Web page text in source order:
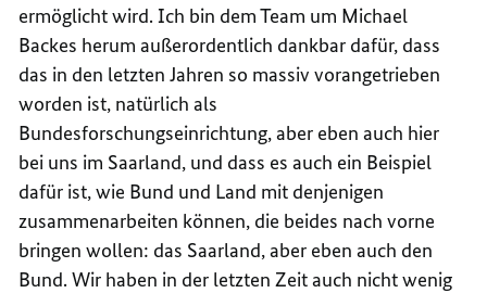
ermöglicht wird. Ich bin dem Team um Michael
Backes herum außerordentlich dankbar dafür, dass
das in den letzten Jahren so massiv vorangetrieben
worden ist, natürlich als
Bundesforschungseinrichtung, aber eben auch hier
bei uns im Saarland, und dass es auch ein Beispiel
dafür ist, wie Bund und Land mit denjenigen
zusammenarbeiten können, die beides nach vorne
bringen wollen: das Saarland, aber eben auch den
Bund. Wir haben in der letzten Zeit auch nicht wenig